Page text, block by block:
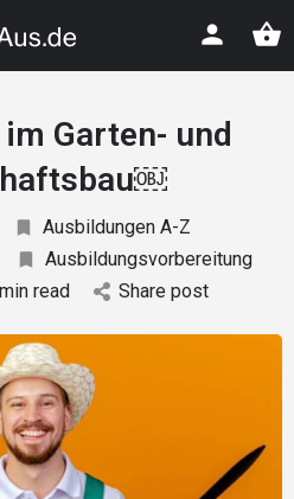
Garten- und
Ausbildungen A-Z
Ausbildungsvorbereitung
read Share post